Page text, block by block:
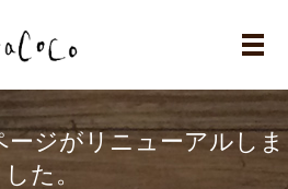
メ
ージがリニューアルしま
した。